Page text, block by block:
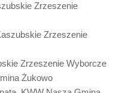
Zrzeszenie
Zrzeszenie
Zrzeszenie Wyborcze
Żukowo